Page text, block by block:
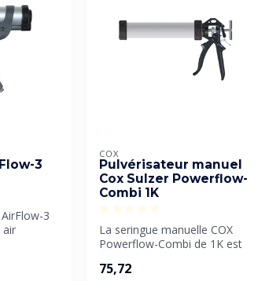
3
3
air
COX
Pulvérisateur manuel
Cox Sulzer Powerflow-
Combi 1K
La seringue manuelle COX
Powerflow-Combi de 1K est
cartouche...
75,72